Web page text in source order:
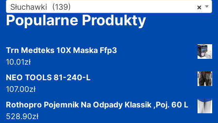
×
Słuchawki (139)
Popularne Produkty
Trn Medteks 10X Maska Ffp3
10.01zł
NEO TOOLS 81-240-L
107.00zł
Rothopro Pojemnik Na Odpady Klassik ,Poj. 60 L
528.90zł